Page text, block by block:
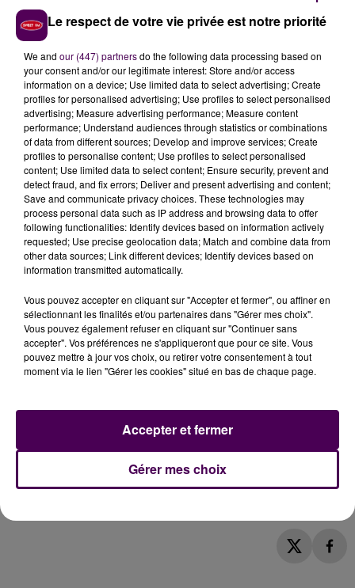
En périphérie immédiate du Mans, à Arnage,le plan
d'eau de la Gémerie a évidemment fait le plein
"C'est l'ambiance des vacances avant les vacances
lance Mégane entre deux séances de baindans
l'eau plus que tiède,"à 29 degrés !"précise Régis,
retraité, qui trouve la situation"inimaginable".
Ecoutez le reportage de Jonathan Lateur :
... A LIRE AUSSI :
Cet élément est masqué compte-tenu du refus
vous souhaitez l'afficher, merci de nous donner
votre accord en cliquant sur le bouton ci-
dessous.
Afficher l'élément
Le respect de votre vie privée est notre priorité
We and our (447) partnersdo the following data processing based on
your consent and/or our legitimate interest: Store and/or access
information on a device; Use limited data to select advertising; Create
profiles for personalised advertising; Use profiles to select personalised
advertising; Measure advertising performance; Measure content
performance; Understand audiences through statistics or combinations
of data from different sources; Develop and improve services; Create
profiles to personalise content; Use profiles to select personalised
content; Use limited data to select content; Ensure security, prevent and
detect fraud, and fix errors; Deliver and present advertising and content;
Save and communicate privacy choices. These technologies may
process personal data such as IP address and browsing data to offer
following functionalities: Identify devices based on information actively
requested; Use precise geolocation data; Match and combine data from
other data sources; Link different devices; Identify devices based on
information transmitted automatically.
Vous pouvez accepter en cliquant sur "Accepter et fermer", ou affiner en
sélectionnant les finalités et/ou partenaires dans "Gérer mes choix".
Vous pouvez également refuser en cliquant sur "Continuer sans
accepter". Vos préférences ne s'appliqueront que pour ce site. Vous
pouvez mettre à jour vos choix, ou retirer votre consentement à tout
moment via le lien "Gérer les cookies" situé en bas de chaque page.
Gérer mes choix
Accepter et fermer